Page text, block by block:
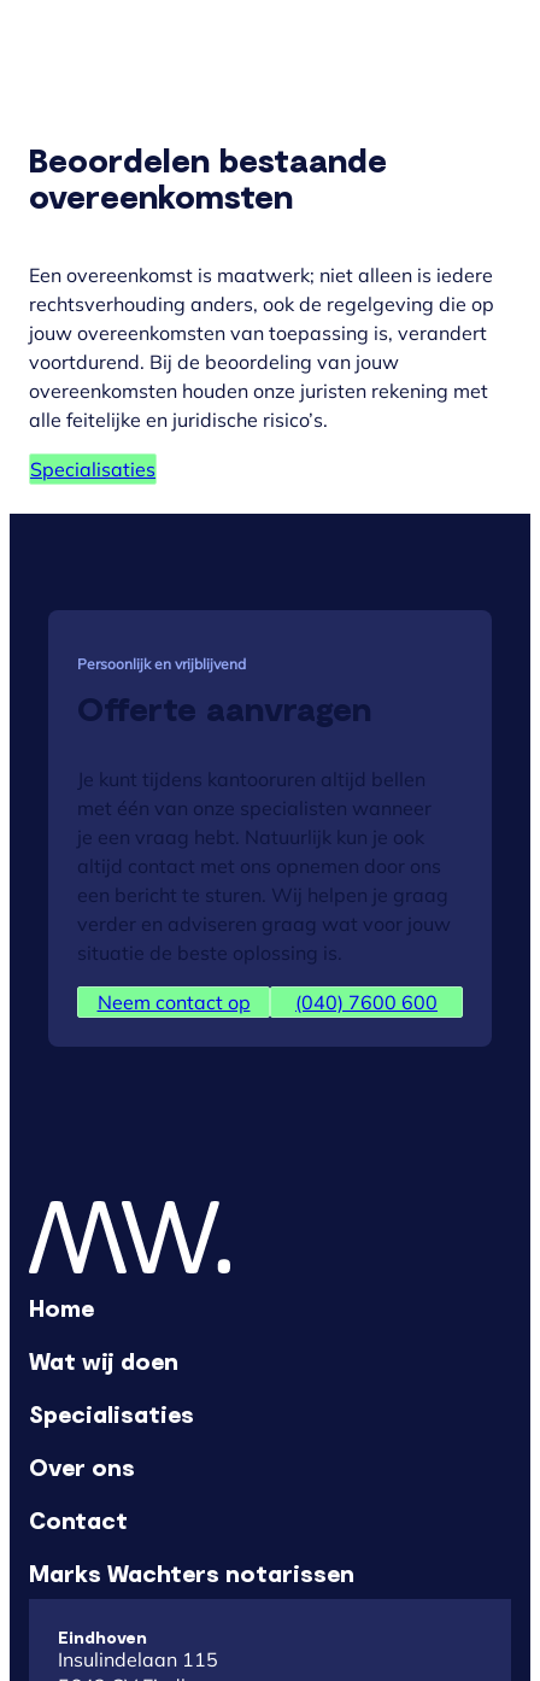
Beoordelen bestaande
overeenkomsten
Een overeenkomst is maatwerk; niet alleen is iedere
rechtsverhouding anders, ook de regelgeving die op
jouw overeenkomsten van toepassing is, verandert
voortdurend. Bij de beoordeling van jouw
overeenkomsten houden onze juristen rekening met
alle feitelijke en juridische risico’s.
Specialisaties
Persoonlijk en vrijblijvend
Offerte aanvragen
Je kunt tijdens kantooruren altijd bellen
met één van onze specialisten wanneer
je een vraag hebt. Natuurlijk kun je ook
altijd contact met ons opnemen door ons
een bericht te sturen. Wij helpen je graag
verder en adviseren graag wat voor jouw
situatie de beste oplossing is.
Neem contact op (040) 7600 600
Home
Wat wij doen
Specialisaties
Over ons
Contact
Marks Wachters notarissen
Eindhoven
Insulindelaan 115